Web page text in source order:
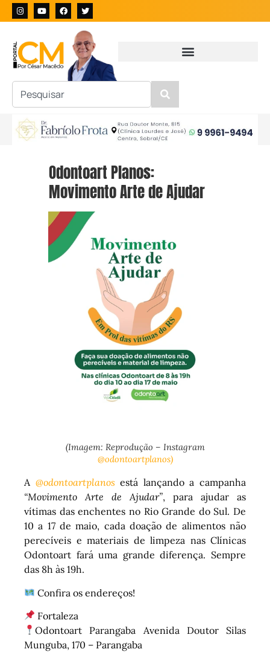
Odontoart Planos:
Movimento Arte de Ajudar
(Imagem: Reprodução – Instagram
@odontoartplanos)
A @odontoartplanos está lançando a campanha
“Movimento Arte de Ajudar”, para ajudar as
vítimas das enchentes no Rio Grande do Sul. De
10 a 17 de maio, cada doação de alimentos não
perecíveis e materiais de limpeza nas Clínicas
Odontoart fará uma grande diferença. Sempre
das 8h às 19h.
Confira os endereços!
Fortaleza
Odontoart Parangaba Avenida Doutor Silas
Munguba, 170 – Parangaba